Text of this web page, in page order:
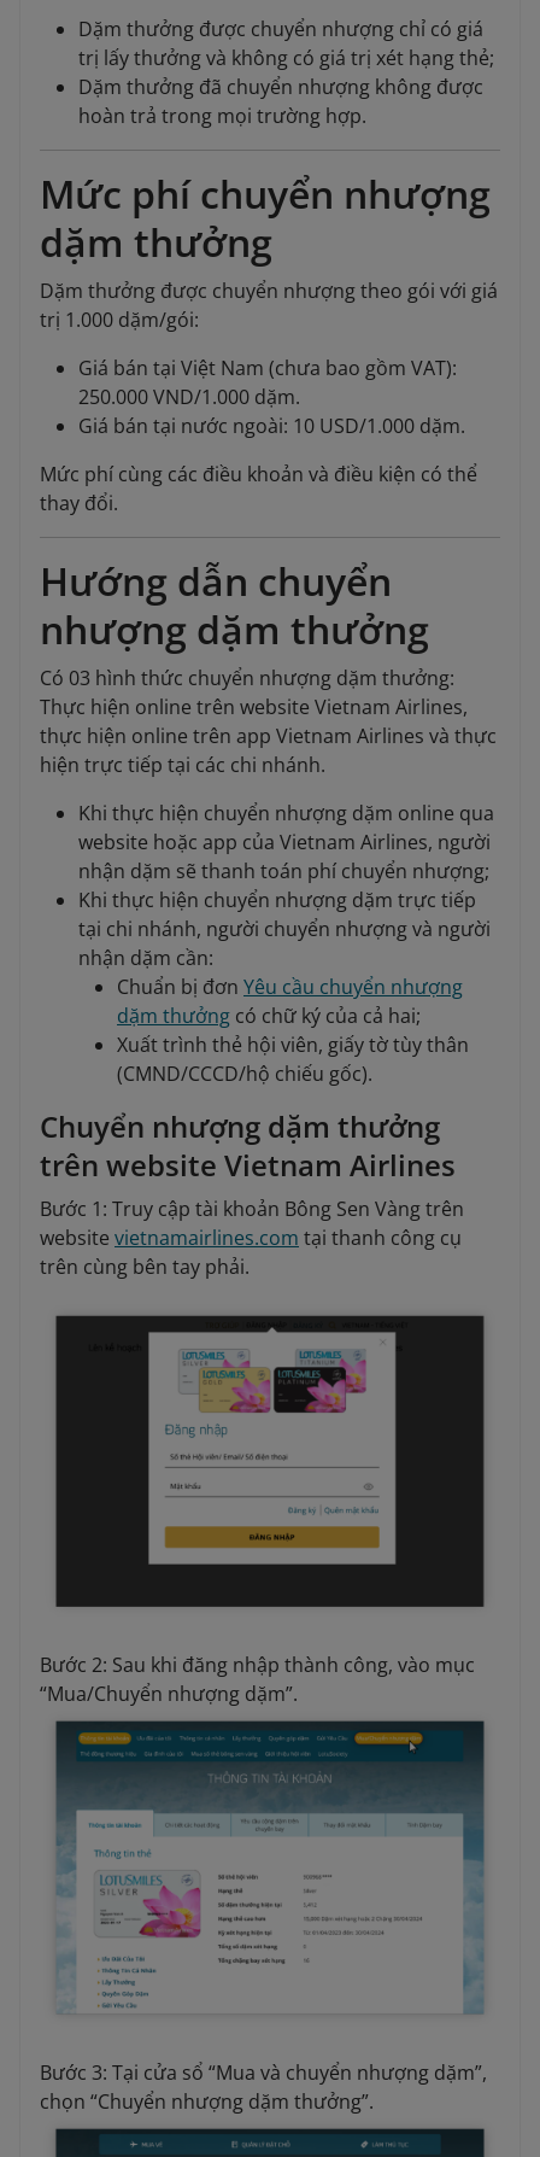
Dặm thưởng được chuyển nhượng chỉ có giá
trị lấy thưởng và không có giá trị xét hạng thẻ;
Dặm thưởng đã chuyển nhượng không được
hoàn trả trong mọi trường hợp.
Mức phí chuyển nhượng
dặm thưởng
Dặm thưởng được chuyển nhượng theo gói với giá
trị 1.000 dặm/gói:
Giá bán tại Việt Nam (chưa bao gồm VAT):
250.000 VND/1.000 dặm.
Giá bán tại nước ngoài: 10 USD/1.000 dặm.
Mức phí cùng các điều khoản và điều kiện có thể
thay đổi.
Hướng dẫn chuyển
nhượng dặm thưởng
Có 03 hình thức chuyển nhượng dặm thưởng:
Thực hiện online trên website Vietnam Airlines,
thực hiện online trên app Vietnam Airlines và thực
hiện trực tiếp tại các chi nhánh.
Khi thực hiện chuyển nhượng dặm online qua
website hoặc app của Vietnam Airlines, người
nhận dặm sẽ thanh toán phí chuyển nhượng;
Khi thực hiện chuyển nhượng dặm trực tiếp
tại chi nhánh, người chuyển nhượng và người
nhận dặm cần:
Chuẩn bị đơn Yêu cầu chuyển nhượng
dặm thưởng có chữ ký của cả hai;
Xuất trình thẻ hội viên, giấy tờ tùy thân
(CMND/CCCD/hộ chiếu gốc).
Chuyển nhượng dặm thưởng
trên website Vietnam Airlines
Bước 1: Truy cập tài khoản Bông Sen Vàng trên
website vietnamairlines.com tại thanh công cụ
trên cùng bên tay phải.
Bước 2: Sau khi đăng nhập thành công, vào mục
“Mua/Chuyển nhượng dặm”.
Bước 3: Tại cửa sổ “Mua và chuyển nhượng dặm”,
chọn “Chuyển nhượng dặm thưởng”.